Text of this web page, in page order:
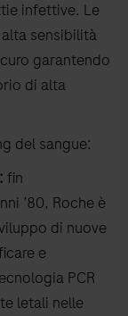
infettive. Le
sensibilità
garantendo
di alta
del sangue:
fin
’80, Roche è
di nuove
e
PCR
letali nelle